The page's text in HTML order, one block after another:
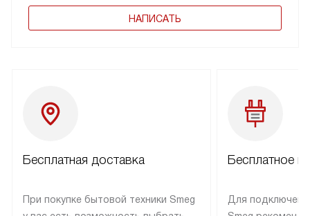
НАПИСАТЬ
Бесплатная доставка
При покупке бытовой техники Smeg
Бесплатное
Для